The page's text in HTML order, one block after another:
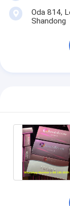
Oda 814,
Shandong